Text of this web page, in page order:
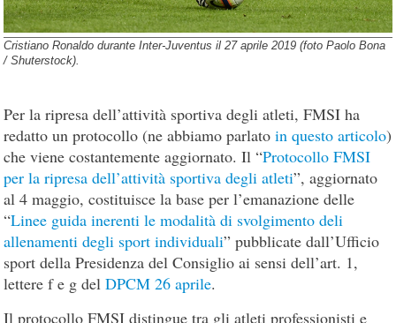
Cristiano Ronaldo durante Inter-Juventus il 27 aprile 2019 (foto Paolo Bona
/ Shuterstock).
Per la ripresa dell’attività sportiva degli atleti, FMSI ha
redatto un protocollo (ne abbiamo parlatoin questo articolo)
che viene costantemente aggiornato. Il “Protocollo FMSI
per la ripresa dell’attività sportiva degli atleti”, aggiornato
al 4 maggio, costituisce la base per l’emanazione delle
“Linee guida inerenti le modalità di svolgimento deli
allenamenti degli sport individuali” pubblicate dall’Ufficio
sport della Presidenza del Consiglio ai sensi dell’art. 1,
lettere f e g delDPCM 26 aprile.
Il protocollo FMSI distingue tra gli atleti professionisti e